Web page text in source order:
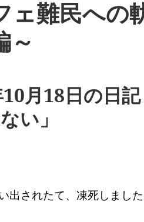
ェ難民へ
～
10月18日の日
い」
出されたて、凍死しまし